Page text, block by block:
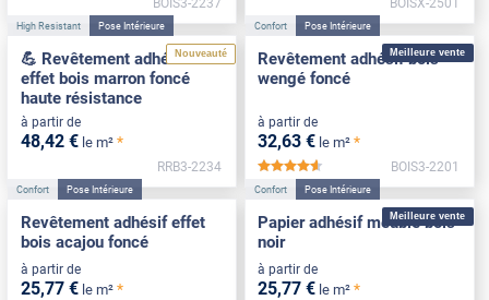
Nouveauté
High Resistant Pose Intérieure
💪 Revêtement adhésif
effet bois marron foncé
haute résistance
à partir de
48,42 € le m² *
RRB3-2234
Meilleure vente
Confort Pose Intérieure
Revêtement adhésif bois
wengé foncé
à partir de
32,63 € le m² *
*****
BOIS3-2201
Confort Pose Intérieure
Revêtement adhésif effet
bois acajou foncé
à partir de
25,77 € le m² *
Meilleure vente
Confort Pose Intérieure
Papier adhésif meuble bois
noir
à partir de
25,77 € le m² *